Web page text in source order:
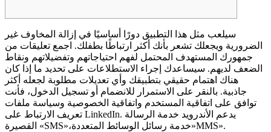
سيلعب مثل هذا التطبيق دورًا أساسيًا في إزالة المخاوف غير
الضرورية ويجعلك تشعر بأنك أكثر ارتباطًا بطفلك. اجمع تعليقات من
جمهورك المستهدف المحتمل لفهم احتياجاتهم وتفضيلاتهم ونقاط
الضعف لديهم. سيساعدك إجراء الاستطلاعات على تحديد ما إذا كان
هناك اهتمام حقيقي بتطبيقك وأي تعديلات مطلوبة لجعله أكثر
جاذبية. بالنقر على الاستمرار للانضمام أو تسجيل الدخول، فأنت
توافق على اتفاقية المستخدم واتفاقية الخصوصية وسياسة ملفات
تعريف الارتباط على LinkedIn. يدعم الأندرويد خدمة الرسالة
القصيرة «SMS»،خدمة رسائل الوسائط المتعددة»MMS».